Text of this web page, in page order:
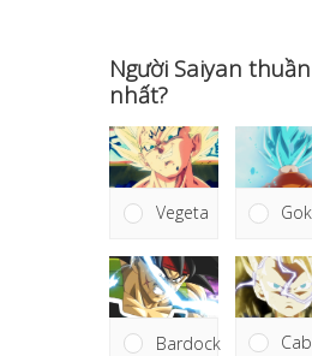
Người Saiyan
nhất?
Vegeta
Bardock